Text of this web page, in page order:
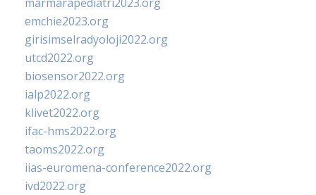
emchie2023.org
girisimselradyoloji2022.org
utcd2022.org
biosensor2022.org
ialp2022.org
klivet2022.org
ifac-hms2022.org
taoms2022.org
iias-euromena-conference2022.org
ivd2022.org